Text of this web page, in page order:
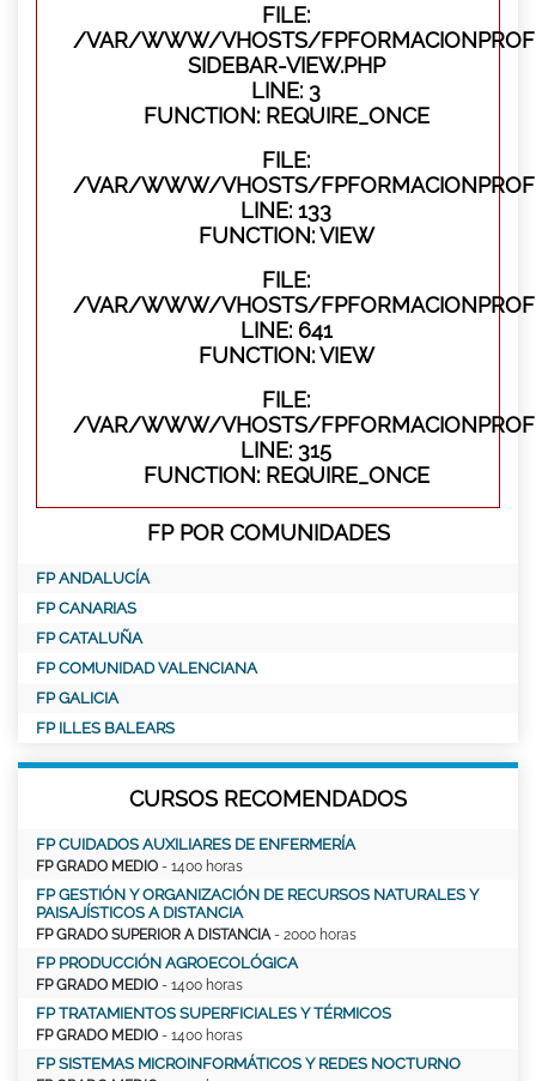
FILE:
/VAR/WWW/VHOSTS/
SIDEBAR-VIEW.PHP
LINE: 3
FUNCTION: REQUIRE_ONCE
FILE:
/VAR/WWW/VHOSTS/
LINE: 133
FUNCTION: VIEW
FILE:
/VAR/WWW/VHOSTS/
LINE: 641
FUNCTION: VIEW
FILE:
/VAR/WWW/VHOSTS/
LINE: 315
FUNCTION: REQUIRE_ONCE
FP POR COMUNIDADES
FP ANDALUCÍA
FP CANARIAS
FP CATALUÑA
FP COMUNIDAD VALENCIANA
FP GALICIA
FP ILLES BALEARS
CURSOS RECOMENDADOS
FP CUIDADOS AUXILIARES DE ENFERMERÍA
FP GRADO MEDIO - 1400 horas
FP GESTIÓN Y ORGANIZACIÓN DE RECURSOS NATURALES Y
PAISAJÍSTICOS A DISTANCIA
FP GRADO SUPERIOR A DISTANCIA - 2000 horas
FP PRODUCCIÓN AGROECOLÓGICA
FP GRADO MEDIO - 1400 horas
FP TRATAMIENTOS SUPERFICIALES Y TÉRMICOS
FP GRADO MEDIO - 1400 horas
FP SISTEMAS MICROINFORMÁTICOS Y REDES NOCTURNO